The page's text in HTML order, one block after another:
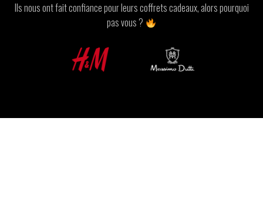
Ils nous ont fait confiance pour leurs coffrets cadeaux, alors pourquoi
pas vous ?